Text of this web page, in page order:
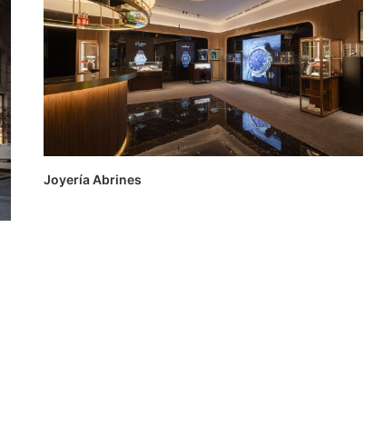
Joyería Abrines